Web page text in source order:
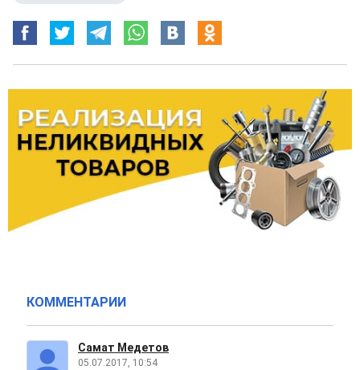
КОММЕНТАРИИ
Самат Медетов
05.07.2017, 10:54